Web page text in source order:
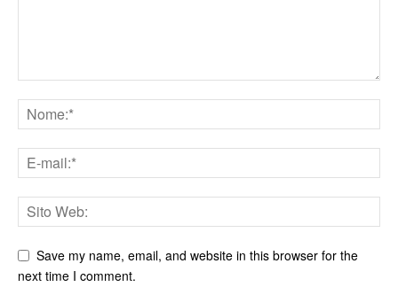
Save my name, email, and website in this browser for the
next time I comment.